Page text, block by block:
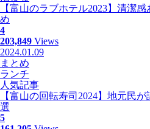
【富山のラブホテル2023】清潔
め
4
203,849 Views
2024.01.09
まとめ
ランチ
人気記事
【富山の回転寿司2024】地元民
選
5